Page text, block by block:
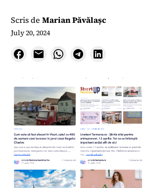
Scris de Marian Păvălașc
July 20, 2024